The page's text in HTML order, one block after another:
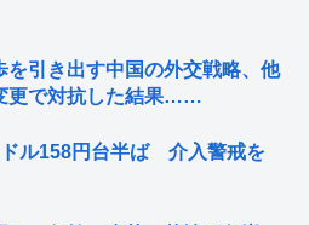
を引き出す中国の外交戦略、他
更で対抗した結果……
ドル158円台半ば 介入警戒を